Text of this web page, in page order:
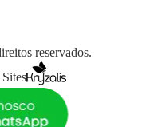
reservados.